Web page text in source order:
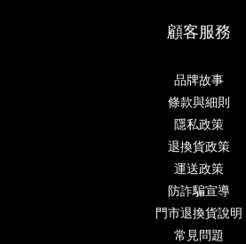
顧客服務
品牌故事
條款與細則
隱私政策
退換貨政策
運送政策
防詐騙宣導
門市退換貨說明
常見問題